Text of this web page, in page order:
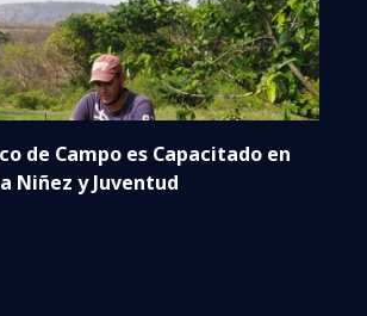
de Campo es Capacitado en
Niñez y Juventud